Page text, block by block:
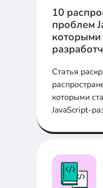
10
проблем
которыми
Статья
которыми
JavaScript-
решения